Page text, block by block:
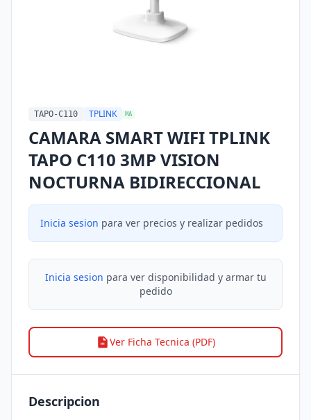
TAPO-C110 TPLINK MA
CAMARA SMART WIFI TPLINK
TAPO C110 3MP VISION
NOCTURNA BIDIRECCIONAL
Inicia sesion para ver precios y realizar pedidos
Inicia sesion para ver disponibilidad y armar tu
pedido
Ver Ficha Tecnica (PDF)
Descripcion